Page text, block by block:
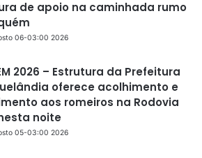
de apoio na caminhada rumo
06-03:00 2026
2026 – Estrutura da Prefeitura
oferece acolhimento e
aos romeiros na Rodovia
noite
05-03:00 2026